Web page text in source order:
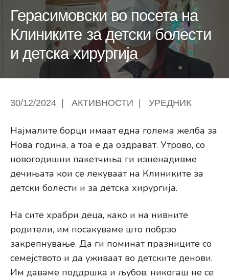
Герасимовски во посета на
Клиниките за детски болести
и детска хирургија
30/12/2024 АКТИВНОСТИ УРЕДНИК
Најмалите борци имаат една голема желба за
Нова година, а тоа е да оздрават. Утрово, со
новогодишни пакетчиња ги изненадивме
дечињата кои се лекуваат на Клиниките за
детски болести и за детска хирургија.
На сите храбри деца, како и на нивните
родители, им посакуваме што побрзо
закрепнување. Да ги поминат празниците со
семејството и да уживаат во детските денови.
Им даваме поддршка и љубов, никогаш не се